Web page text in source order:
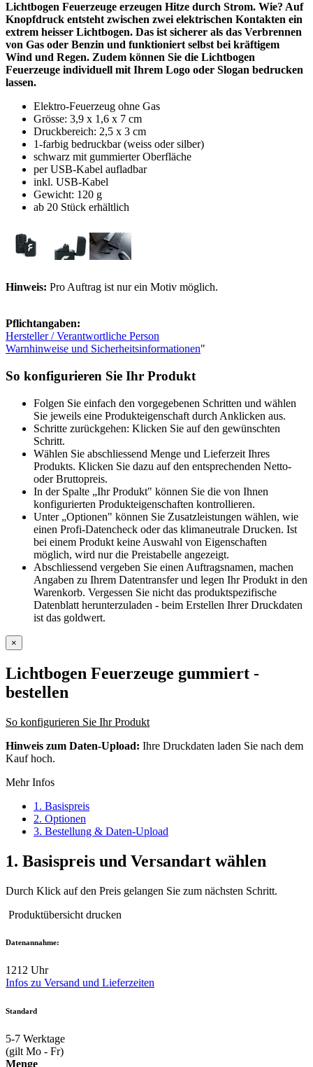
Lichtbogen Feuerzeuge erzeugen Hitze durch Strom. Wie? Auf
Knopfdruck entsteht zwischen zwei elektrischen Kontakten ein
extrem heisser Lichtbogen. Das ist sicherer als das Verbrennen
von Gas oder Benzin und funktioniert selbst bei kräftigem
Wind und Regen. Zudem können Sie die Lichtbogen
Feuerzeuge individuell mit Ihrem Logo oder Slogan bedrucken
lassen.
Elektro-Feuerzeug ohne Gas
Grösse: 3,9 x 1,6 x 7 cm
Druckbereich: 2,5 x 3 cm
1-farbig bedruckbar (weiss oder silber)
schwarz mit gummierter Oberfläche
per USB-Kabel aufladbar
inkl. USB-Kabel
Gewicht: 120 g
ab 20 Stück erhältlich
Hinweis: Pro Auftrag ist nur ein Motiv möglich.
Pflichtangaben:
Hersteller / Verantwortliche Person
Warnhinweise und Sicherheitsinformationen"
So konfigurieren Sie Ihr Produkt
Folgen Sie einfach den vorgegebenen Schritten und wählen
Sie jeweils eine Produkteigenschaft durch Anklicken aus.
Schritte zurückgehen: Klicken Sie auf den gewünschten
Schritt.
Wählen Sie abschliessend Menge und Lieferzeit Ihres
Produkts. Klicken Sie dazu auf den entsprechenden Netto-
oder Bruttopreis.
In der Spalte „Ihr Produkt" können Sie die von Ihnen
konfigurierten Produkteigenschaften kontrollieren.
Unter „Optionen" können Sie Zusatzleistungen wählen, wie
einen Profi-Datencheck oder das klimaneutrale Drucken. Ist
bei einem Produkt keine Auswahl von Eigenschaften
möglich, wird nur die Preistabelle angezeigt.
Abschliessend vergeben Sie einen Auftragsnamen, machen
Angaben zu Ihrem Datentransfer und legen Ihr Produkt in den
Warenkorb. Vergessen Sie nicht das produktspezifische
Datenblatt herunterzuladen - beim Erstellen Ihrer Druckdaten
ist das goldwert.
×
Lichtbogen Feuerzeuge gummiert -
bestellen
So konfigurieren Sie Ihr Produkt
Hinweis zum Daten-Upload: Ihre Druckdaten laden Sie nach dem
Kauf hoch.
Mehr Infos
1. Basispreis
2. Optionen
3. Bestellung & Daten-Upload
1. Basispreis und Versandart wählen
Durch Klick auf den Preis gelangen Sie zum nächsten Schritt.
Produktübersicht drucken
Datenannahme:
1212 Uhr
Infos zu Versand und Lieferzeiten
Standard
5-7 Werktage
(gilt Mo - Fr)
Menge